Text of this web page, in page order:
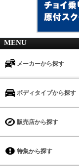
MENU
メーカーから探す
ボディタイプから探す
販売店から探す
特集から探す